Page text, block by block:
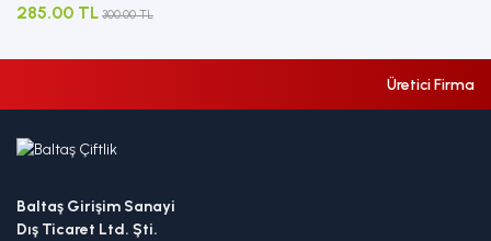
285.00 TL 300.00 TL
Üretici Firma
Baltaş Girişim Sanayi
Dış Ticaret Ltd. Şti.